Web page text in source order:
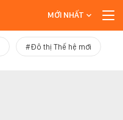
MỚI NHẤT
#Đô thị Thế hệ mới